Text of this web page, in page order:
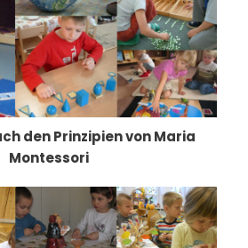
den Prinzipien von Maria
Montessori